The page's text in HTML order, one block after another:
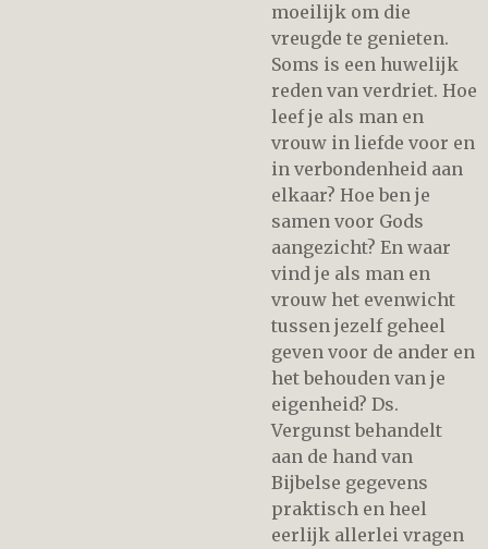
moeilijk om die
vreugde te genieten.
Soms is een huwelijk
reden van verdriet. Hoe
leef je als man en
vrouw in liefde voor en
in verbondenheid aan
elkaar? Hoe ben je
samen voor Gods
aangezicht? En waar
vind je als man en
vrouw het evenwicht
tussen jezelf geheel
geven voor de ander en
het behouden van je
eigenheid? Ds.
Vergunst behandelt
aan de hand van
Bijbelse gegevens
praktisch en heel
eerlijk allerlei vragen